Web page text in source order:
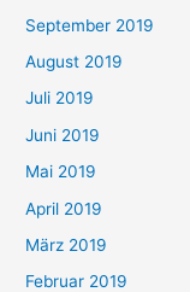
September 2019
August 2019
Juli 2019
Juni 2019
Mai 2019
April 2019
März 2019
Februar 2019